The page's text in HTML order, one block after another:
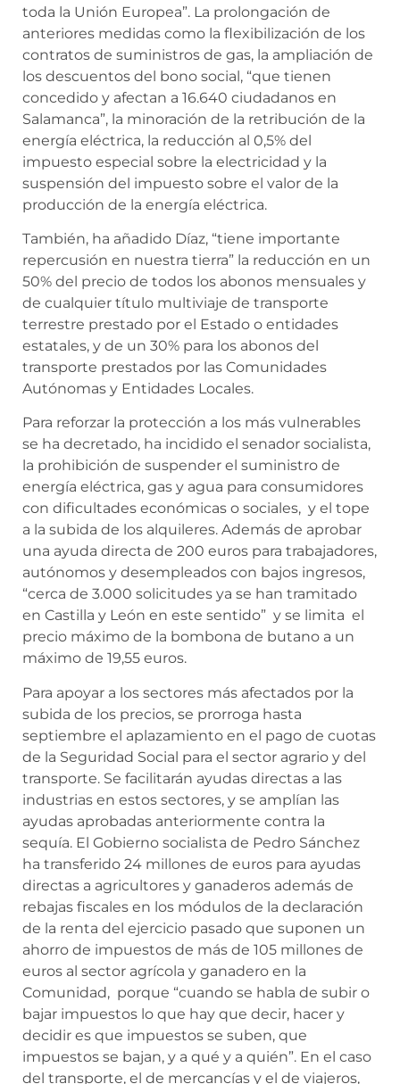
toda la Unión Europea”. La prolongación de
anteriores medidas como la flexibilización de los
contratos de suministros de gas, la ampliación de
los descuentos del bono social, “que tienen
concedido y afectan a 16.640 ciudadanos en
Salamanca”, la minoración de la retribución de la
energía eléctrica, la reducción al 0,5% del
impuesto especial sobre la electricidad y la
suspensión del impuesto sobre el valor de la
producción de la energía eléctrica.
También, ha añadido Díaz, “tiene importante
repercusión en nuestra tierra” la reducción en un
50% del precio de todos los abonos mensuales y
de cualquier título multiviaje de transporte
terrestre prestado por el Estado o entidades
estatales, y de un 30% para los abonos del
transporte prestados por las Comunidades
Autónomas y Entidades Locales.
Para reforzar la protección a los más vulnerables
se ha decretado, ha incidido el senador socialista,
la prohibición de suspender el suministro de
energía eléctrica, gas y agua para consumidores
con dificultades económicas o sociales, y el tope
a la subida de los alquileres. Además de aprobar
una ayuda directa de 200 euros para trabajadores,
autónomos y desempleados con bajos ingresos,
“cerca de 3.000 solicitudes ya se han tramitado
en Castilla y León en este sentido” y se limita el
precio máximo de la bombona de butano a un
máximo de 19,55 euros.
Para apoyar a los sectores más afectados por la
subida de los precios, se prorroga hasta
septiembre el aplazamiento en el pago de cuotas
de la Seguridad Social para el sector agrario y del
transporte. Se facilitarán ayudas directas a las
industrias en estos sectores, y se amplían las
ayudas aprobadas anteriormente contra la
sequía. El Gobierno socialista de Pedro Sánchez
ha transferido 24 millones de euros para ayudas
directas a agricultores y ganaderos además de
rebajas fiscales en los módulos de la declaración
de la renta del ejercicio pasado que suponen un
ahorro de impuestos de más de 105 millones de
euros al sector agrícola y ganadero en la
Comunidad, porque “cuando se habla de subir o
bajar impuestos lo que hay que decir, hacer y
decidir es que impuestos se suben, que
impuestos se bajan, y a qué y a quién”. En el caso
del transporte, el de mercancías y el de viajeros,